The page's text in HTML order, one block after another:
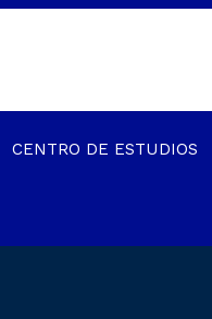
CENTRO DE ESTUDIOS